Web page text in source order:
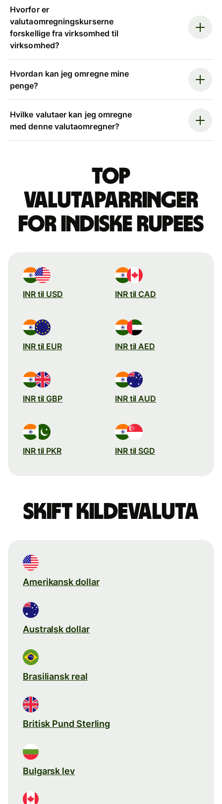
Hvorfor er
valutaomregningskurserne
forskellige fra virksomhed til
virksomhed?
Hvordan kan jeg omregne mine
penge?
Hvilke valutaer kan jeg omregne
med denne valutaomregner?
Top
valutaparringer
for indiske rupees
INR til USD INR til CAD
INR til EUR INR til AED
INR til GBP INR til AUD
INR til PKR INR til SGD
Skift kildevaluta
Amerikansk dollar
Australsk dollar
Brasiliansk real
Britisk Pund Sterling
Bulgarsk lev